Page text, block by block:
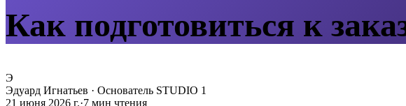
Как подготовиться к
Э
Эдуард Игнатьев · Основатель STUDIO 1
21 июня 2026 г.·7 мин чтения